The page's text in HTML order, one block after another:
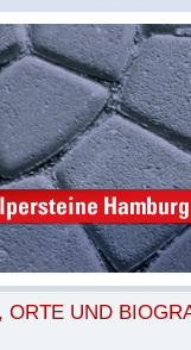
ORTE UND